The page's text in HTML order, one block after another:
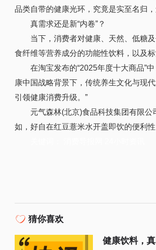
品类自带的健康光环，究竟是实至名归
真需求还是新“内卷”？
当下，消费者对健康、天然、低糖
食纤维等营养成分的功能性饮料，以及标
在淘宝发布的“2025年度十大商品”
康中国战略背景下，传统养生文化与现
引领健康消费升级。”
元气森林(北京)食品科技集团有限
如，好自在红豆薏米水开盖即饮的便利
猜你喜欢
健康饮料，